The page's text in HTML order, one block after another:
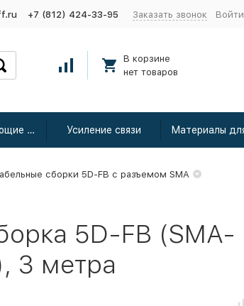
+7 (812) 424-33-95 Заказать звонок Войти
В корзине
нет товаров
Комплектующие для усиления Усиление связи
сборки 5D-FB с разъемом SMA
5D-FB (SMA-
3 метра